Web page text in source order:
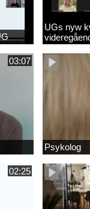
UGs nyw
03:07
Psykolog
02:25